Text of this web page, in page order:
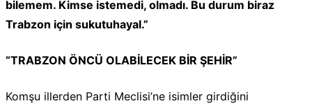
bilemem. Kimse istemedi, olmadı. Bu durum biraz
Trabzon için sukutuhayal.”
“TRABZON ÖNCÜ OLABİLECEK BİR ŞEHİR”
Komşu illerden Parti Meclisi’ne isimler girdiğini